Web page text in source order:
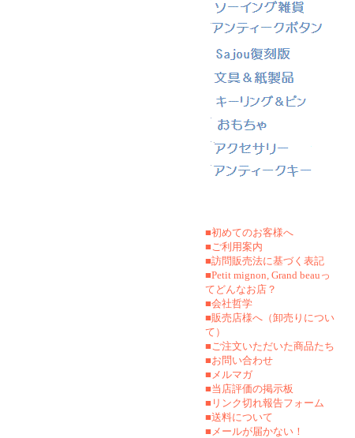
■初めてのお客様へ
■ご利用案内
■訪問販売法に基づく表記
■Petit mignon, Grand beauっ
てどんなお店？
■会社哲学
■販売店様へ（卸売りについ
て）
■ご注文いただいた商品たち
■お問い合わせ
■メルマガ
■当店評価の掲示板
■リンク切れ報告フォーム
■送料について
■メールが届かない！